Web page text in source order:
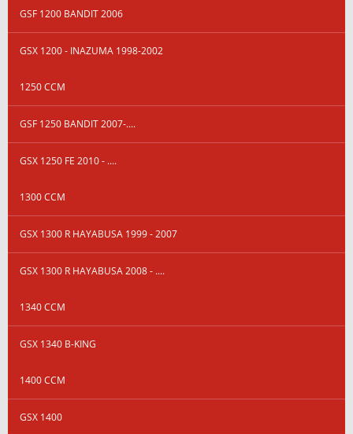
GSF 1200 BANDIT 2006
GSX 1200 - INAZUMA 1998-2002
1250 CCM
GSF 1250 BANDIT 2007-....
GSX 1250 FE 2010 - ....
1300 CCM
GSX 1300 R HAYABUSA 1999 - 2007
GSX 1300 R HAYABUSA 2008 - ....
1340 CCM
GSX 1340 B-KING
1400 CCM
GSX 1400